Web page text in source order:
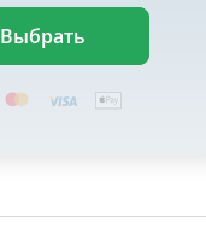
Выбрать